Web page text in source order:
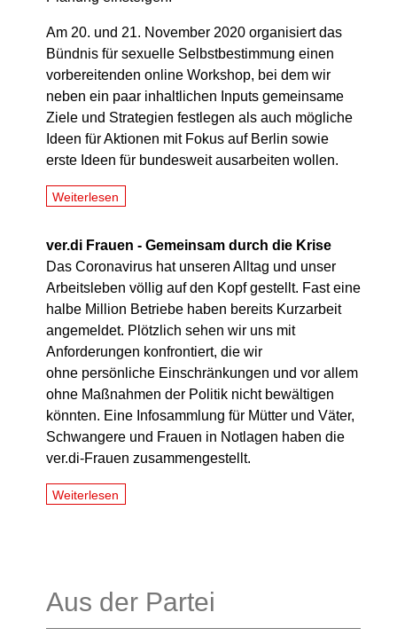
Am 20. und 21. November 2020 organisiert das
Bündnis für sexuelle Selbstbestimmung einen
vorbereitenden online Workshop, bei dem wir
neben ein paar inhaltlichen Inputs gemeinsame
Ziele und Strategien festlegen als auch mögliche
Ideen für Aktionen mit Fokus auf Berlin sowie
erste Ideen für bundesweit ausarbeiten wollen.
Weiterlesen
ver.di Frauen - Gemeinsam durch die Krise
Das Coronavirus hat unseren Alltag und unser
Arbeitsleben völlig auf den Kopf gestellt. Fast eine
halbe Million Betriebe haben bereits Kurzarbeit
angemeldet. Plötzlich sehen wir uns mit
Anforderungen konfrontiert, die wir
ohne persönliche Einschränkungen und vor allem
ohne Maßnahmen der Politik nicht bewältigen
könnten. Eine Infosammlung für Mütter und Väter,
Schwangere und Frauen in Notlagen haben die
ver.di-Frauen zusammengestellt.
Weiterlesen
Aus der Partei